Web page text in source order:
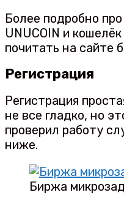
Более подробно
UNUCOIN и
почитать на сайте
Регистрация
Регистрация
не все гладко, но
проверил работу
ниже.
Биржа